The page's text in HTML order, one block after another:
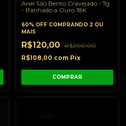
Anel São Bento Cravejado - 7g
- Banhado a Ouro 18K
60% OFF COMPRANDO 2 OU
MAIS
R$120,00 R$200,00
R$108,00 com Pix
COMPRAR